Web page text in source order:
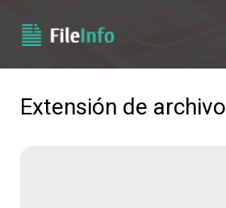
Extensión de archivo